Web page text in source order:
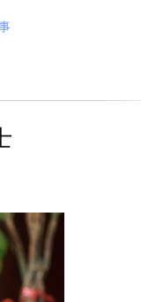
法共
所